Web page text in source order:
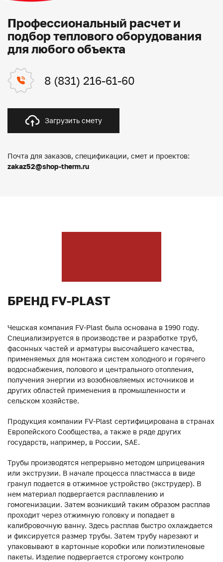
Профессиональный расчет и
подбор теплового оборудования
для любого объекта
8 (831) 216-61-60
Загрузить смету
Почта для заказов, спецификации, смет и проектов:
zakaz52@shop-therm.ru
БРЕНД FV-PLAST
Чешская компания FV-Plast была основана в 1990 году.
Специализируется в производстве и разработке труб,
фасонных частей и арматуры высочайшего качества,
применяемых для монтажа систем холодного и горячего
водоснабжения, полового и центрального отопления,
получения энергии из возобновляемых источников и
других областей применения в промышленности и
сельском хозяйстве.
Продукция компании FV-Plast сертифицирована в странах
Европейского Сообщества, а также в ряде других
государств, например, в России, SAE.
Трубы производятся непрерывно методом шприцевания
или экструзии. В начале процесса пластмасса в виде
гранул подается в отжимное устройство (экструдер). В
нем материал подвергается расплавлению и
гомогенизации. Затем возникший таким образом расплав
проходит через отжимную головку и попадает в
калибровочную ванну. Здесь расплав быстро охлаждается
и фиксируется размер трубы. Затем трубу нарезают и
упаковывают в картонные коробки или полиэтиленовые
пакеты. Изделие подвергается строгому контролю